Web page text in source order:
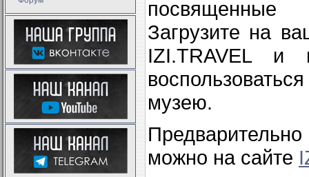
посвященные
Загрузите на
IZI.TRAVEL и
музею.
можно на сайте